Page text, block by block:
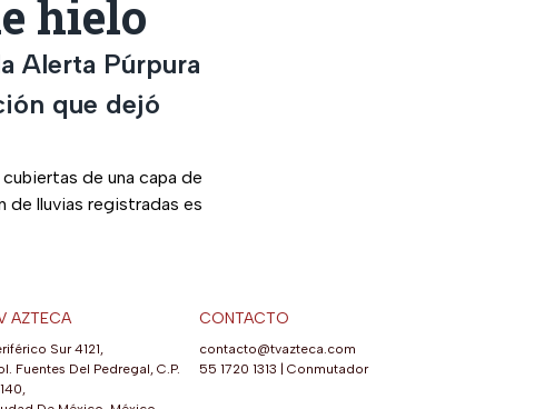
hielo
Alerta Púrpura
que dejó
de una capa de
de lluvias registradas es
AZTECA
Sur 4121,
Fuentes Del Pedregal, C.P.
CONTACTO
contacto@tvazteca.com
55 1720 1313 | Conmutador